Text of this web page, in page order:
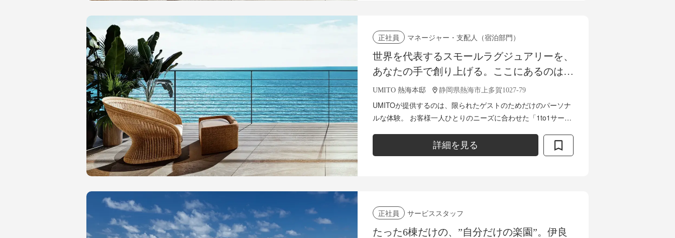
正社員 マネージャー・支配人（宿泊部門）
世界を代表するスモールラグジュアリーを、
あなたの手で創り上げる。ここにあるのは、
唯一無二のキャンバス。ホテル運営スタッフ
（支配人候補）募集！
UMITO 熱海本邸 静岡県熱海市上多賀1027-79
UMITOが提供するのは、限られたゲストのためだけのパーソナ
ルな体験。 お客様一人ひとりのニーズに合わせた「1to1サービ
詳細を見る
正社員 サービススタッフ
たった6棟だけの、”自分だけの楽園”。伊良